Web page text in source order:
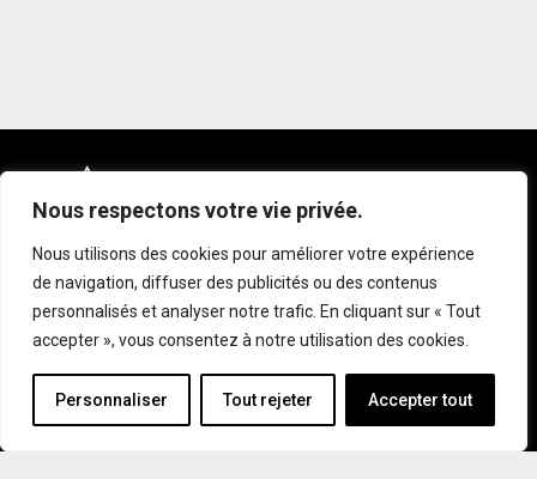
Nous respectons votre vie privée.
Nous utilisons des cookies pour améliorer votre expérience
de navigation, diffuser des publicités ou des contenus
personnalisés et analyser notre trafic. En cliquant sur « Tout
accepter », vous consentez à notre utilisation des cookies.
Personnaliser Tout rejeter Accepter tout
28, rue Racine Est
G7H 1P5
418-690-2774
L’HARMOCRATIE